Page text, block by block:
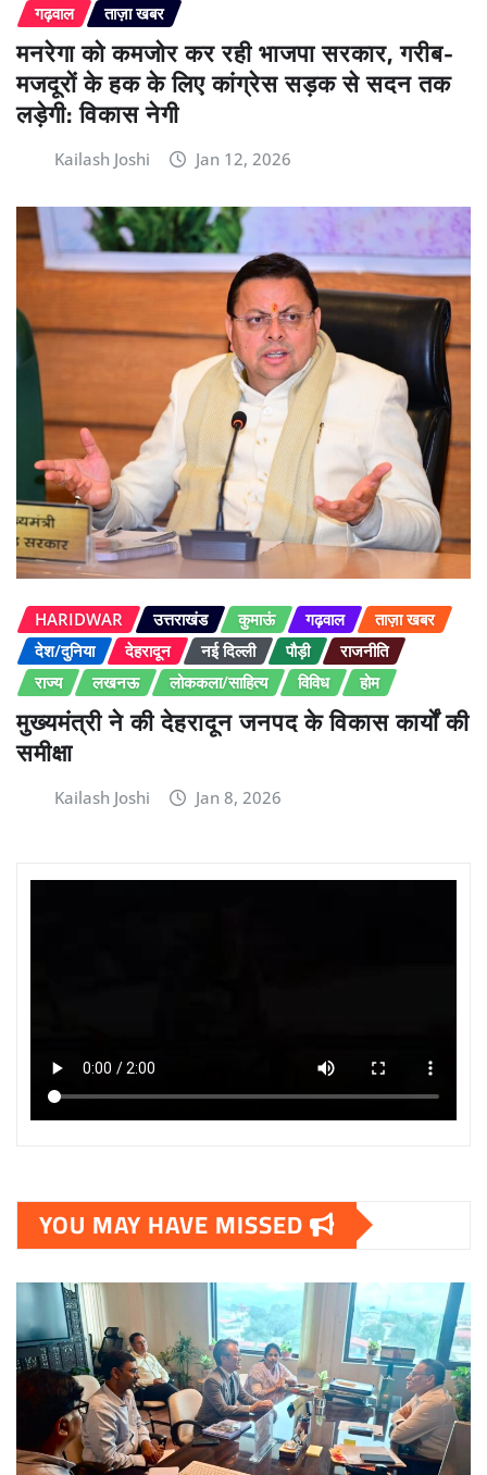
गढ़वाल ताज़ा खबर
मनरेगा को कमजोर कर रही भाजपा सरकार, गरीब-
मजदूरों के हक के लिए कांग्रेस सड़क से सदन तक
लड़ेगी: विकास नेगी
Kailash Joshi Jan 12, 2026
HARIDWAR उत्तराखंड कुमाऊं गढ़वाल
ताज़ा खबर
देश/दुनिया
देहरादून नई दिल्ली पौड़ी
राजनीति
राज्य
लखनऊ लोककला/साहित्य विविध होम
मुख्यमंत्री ने की देहरादून जनपद के विकास कार्यों की
समीक्षा
Kailash Joshi Jan 8, 2026
YOU MAY HAVE MISSED